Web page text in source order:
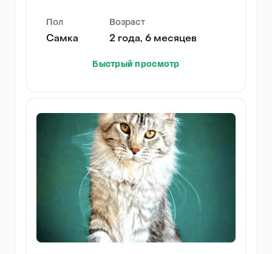
Пол
Самка
Возраст
2 года, 6 месяцев
Быстрый просмотр